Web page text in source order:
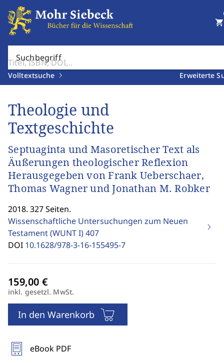
Suchbegriff
Volltextsuche Erweiterte
shopping_cart
Theologie und
Textgeschichte
Septuaginta und Masoretischer Text als
Äußerungen theologischer Reflexion
Herausgegeben von Frank Ueberschaer,
Thomas Wagner und Jonathan M. Robker
2018. 327 Seiten.
Wissenschaftliche Untersuchungen zum Neuen
Testament (WUNT I)407
DOI 10.1628/978-3-16-155495-7
inkl. gesetzl. MwSt.
In den Warenkorb
eBook PDF